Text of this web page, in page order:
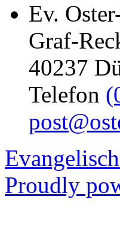
Ev.
Graf-
40237
Telefon
Proudly